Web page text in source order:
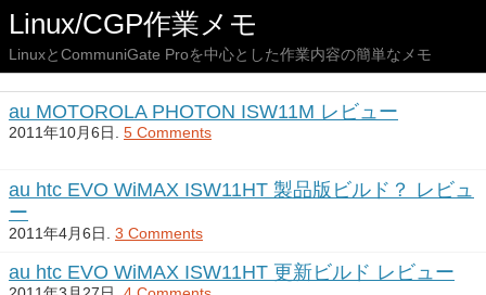
Linux/CGP作業メモ
LinuxとCommuniGate Proを中心とした作業内容の簡単なメモ
au MOTOROLA PHOTON ISW11M レビュー
2011年10月6日. 5 Comments
au htc EVO WiMAX ISW11HT 製品版ビルド？ レビュ
ー
2011年4月6日. 3 Comments
au htc EVO WiMAX ISW11HT 更新ビルド レビュー